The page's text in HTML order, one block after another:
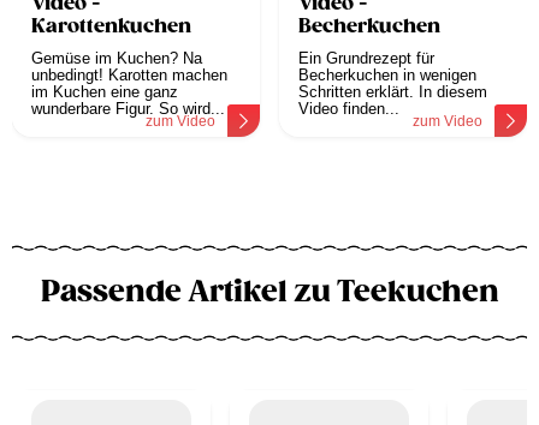
Karottenkuchen
Gemüse im Kuchen? Na
unbedingt! Karotten machen
im Kuchen eine ganz
wunderbare Figur. So wird...
zum Video
Becherkuchen
Ein Grundrezept für
Becherkuchen in wenigen
Schritten erklärt. In diesem
Video finden...
zum Video
Passende Artikel zu Teekuchen